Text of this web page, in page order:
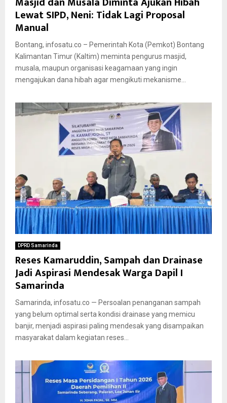
Lewat SIPD, Neni: Tidak Lagi Proposal
Manual
Bontang, infosatu.co – Pemerintah Kota (Pemkot) Bontang
Kalimantan Timur (Kaltim) meminta pengurus masjid,
musala, maupun organisasi keagamaan yang ingin
mengajukan dana hibah agar mengikuti mekanisme...
DPRD Samarinda
Reses Kamaruddin, Sampah dan Drainase
Jadi Aspirasi Mendesak Warga Dapil I
Samarinda
Samarinda, infosatu.co — Persoalan penanganan sampah
yang belum optimal serta kondisi drainase yang memicu
banjir, menjadi aspirasi paling mendesak yang disampaikan
masyarakat dalam kegiatan reses...